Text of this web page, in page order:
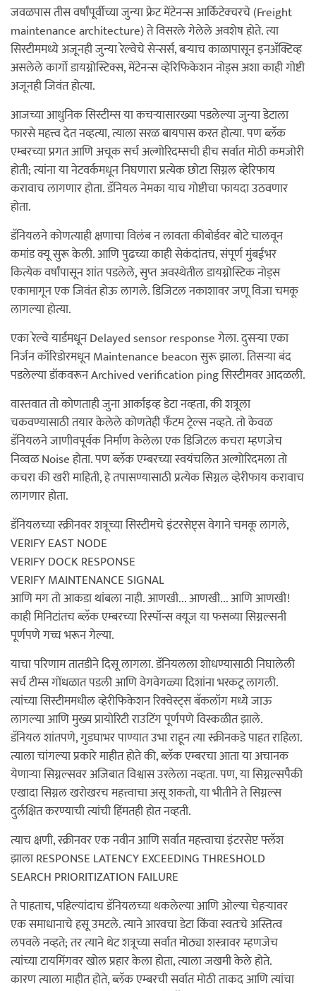
जवळपास तीस वर्षांपूर्वीच्या जुन्या फ्रेट मेंटेनन्स आर्किटेक्चरचे (Freight
maintenance architecture) ते विसरले गेलेले अवशेष होते. त्या
सिस्टीममध्ये अजूनही जुन्या रेल्वेचे सेन्सर्स, बऱ्याच काळापासून इनअ‍ॅक्टिव्ह
असलेले कार्गो डायग्नोस्टिक्स, मेंटेनन्स व्हेरिफिकेशन नोड्स अशा काही गोष्टी
अजूनही जिवंत होत्या.
आजच्या आधुनिक सिस्टीम्स या कचऱ्यासारख्या पडलेल्या जुन्या डेटाला
फारसे महत्त्व देत नव्हत्या, त्याला सरळ बायपास करत होत्या. पण ब्लॅक
एम्बरच्या प्रगत आणि अचूक सर्च अल्गोरिदम्सची हीच सर्वात मोठी कमजोरी
होती; त्यांना या नेटवर्कमधून निघणारा प्रत्येक छोटा सिग्नल व्हेरिफाय
करावाच लागणार होता. डॅनियल नेमका याच गोष्टीचा फायदा उठवणार
होता.
डॅनियलने कोणत्याही क्षणाचा विलंब न लावता कीबोर्डवर बोटे चालवून
कमांड क्यू सुरू केली. आणि पुढच्या काही सेकंदांतच, संपूर्ण मुंबईभर
कित्येक वर्षांपासून शांत पडलेले, सुप्त अवस्थेतील डायग्नोस्टिक नोड्स
एकामागून एक जिवंत होऊ लागले. डिजिटल नकाशावर जणू विजा चमकू
लागल्या होत्या.
एका रेल्वे यार्डमधून Delayed sensor response गेला. दुसऱ्या एका
निर्जन कॉरिडोरमधून Maintenance beacon सुरू झाला. तिसऱ्या बंद
पडलेल्या डॉकवरून Archived verification ping सिस्टीमवर आदळली.
वास्तवात तो कोणताही जुना आर्काइव्ह डेटा नव्हता, की शत्रूला
चकवण्यासाठी तयार केलेले कोणतेही फँटम ट्रेल्स नव्हते. तो केवळ
डॅनियलने जाणीवपूर्वक निर्माण केलेला एक डिजिटल कचरा म्हणजेच
निव्वळ Noise होता. पण ब्लॅक एम्बरच्या स्वयंचलित अल्गोरिदमला तो
कचरा की खरी माहिती, हे तपासण्यासाठी प्रत्येक सिग्नल व्हेरीफाय करावाच
लागणार होता.
डॅनियलच्या स्क्रीनवर शत्रूच्या सिस्टीमचे इंटरसेप्ट्स वेगाने चमकू लागले,
VERIFY EAST NODE
VERIFY DOCK RESPONSE
VERIFY MAINTENANCE SIGNAL
आणि मग तो आकडा थांबला नाही. आणखी... आणखी... आणि आणखी!
काही मिनिटांतच ब्लॅक एम्बरच्या रिस्पॉन्स क्यूज या फसव्या सिग्नल्सनी
पूर्णपणे गच्च भरून गेल्या.
याचा परिणाम तातडीने दिसू लागला. डॅनियलला शोधण्यासाठी निघालेली
सर्च टीम्स गोंधळात पडली आणि वेगवेगळ्या दिशांना भरकटू लागली.
त्यांच्या सिस्टीममधील व्हेरीफिकेशन रिक्वेस्ट्स बॅकलॉग मध्ये जाऊ
लागल्या आणि मुख्य प्रायोरिटी राउटिंग पूर्णपणे विस्कळीत झाले.
डॅनियल शांतपणे, गुडघाभर पाण्यात उभा राहून त्या स्क्रीनकडे पाहत राहिला.
त्याला चांगल्या प्रकारे माहीत होते की, ब्लॅक एम्बरचा आता या अचानक
येणाऱ्या सिग्नल्सवर अजिबात विश्वास उरलेला नव्हता. पण, या सिग्नल्सपैकी
एखादा सिग्नल खरोखरच महत्त्वाचा असू शकतो, या भीतीने ते सिग्नल्स
दुर्लक्षित करण्याची त्यांची हिंमतही होत नव्हती.
त्याच क्षणी, स्क्रीनवर एक नवीन आणि सर्वात महत्त्वाचा इंटरसेप्ट फ्लॅश
झाला RESPONSE LATENCY EXCEEDING THRESHOLD
SEARCH PRIORITIZATION FAILURE
ते पाहताच, पहिल्यांदाच डॅनियलच्या थकलेल्या आणि ओल्या चेहऱ्यावर
एक समाधानाचे हसू उमटले. त्याने आरवचा डेटा किंवा स्वतःचे अस्तित्व
लपवले नव्हते; तर त्याने थेट शत्रूच्या सर्वात मोठ्या शस्त्रावर म्हणजेच
त्यांच्या टायमिंगवर खोल प्रहार केला होता, त्याला जखमी केले होते.
कारण त्याला माहीत होते, ब्लॅक एम्बरची सर्वात मोठी ताकद आणि त्यांचा